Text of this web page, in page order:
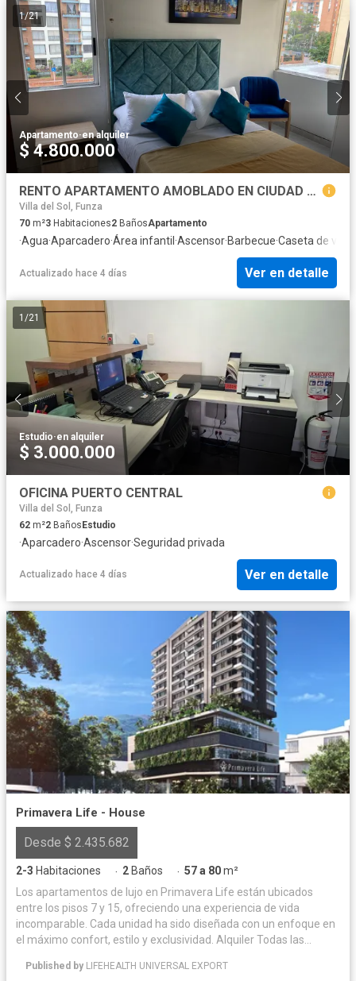
1/21
Apartamento·en alquiler
$ 4.800.000
RENTO APARTAMENTO AMOBLADO EN CIUDAD SALITRE BOGOTA CERCA AL AEROPUERTO
Villa del Sol, Funza
70 m²3 Habitaciones2 BañosApartamento
·Agua·Aparcadero·Área infantil ·Ascensor·Barbecue·Caseta de
Actualizado hace 4 días Ver en detalle
1 /21
Estudio·en alquiler
$ 3.000.000
OFICINA PUERTO CENTRAL
Villa del Sol, Funza
62 m²2 BañosEstudio
·Aparcadero·Ascensor·Seguridad privada
Actualizado hace 4 días Ver en detalle
Primavera Life - House
Desde $ 2.435.682
2-3 Habitaciones · 2 Baños · 57 a 80m²
Los apartamentos de lujo en Primavera Life están ubicados
entre los pisos 7 y 15, ofreciendo una experiencia de vida
incomparable. Cada unidad ha sido diseñada con un enfoque en
el máximo confort, estilo y exclusividad. Alquiler Todas las
parqueaderos y cuartos útiles) estarán disponibles para alquiler,
Published by LIFEHEALTH UNIVERSAL EXPORT